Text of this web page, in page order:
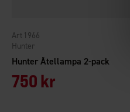
Hunter Åtellampa 2-pack
Hunter
1966
750 kr